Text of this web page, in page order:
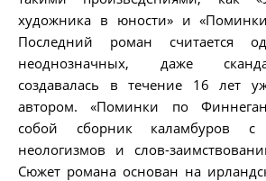
художника в юности» и
Последний роман считается
неоднозначных, даже
создавалась в течение 16 лет
автором. «Поминки по
собой сборник каламбуров с
неологизмов и слов-
Сюжет романа основан на